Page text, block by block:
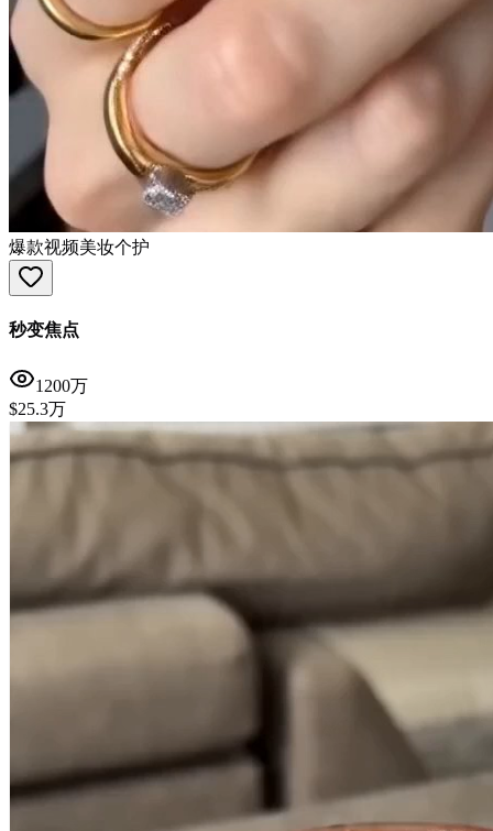
爆款视频美妆个护
秒变焦点
1200万
$25.3万